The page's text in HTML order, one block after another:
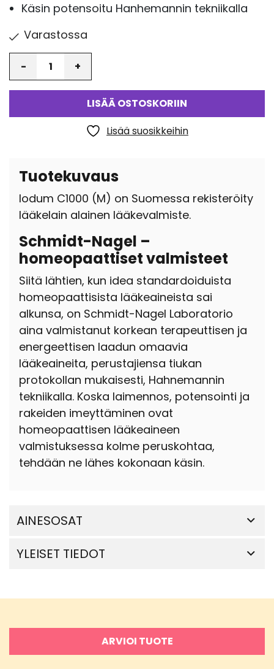
Käsin potensoitu Hanhemannin tekniikalla
Varastossa
LISÄÄ OSTOSKORIIN
Lisää suosikkeihin
Tuotekuvaus
Iodum C1000 (M) on Suomessa rekisteröity
lääkelain alainen lääkevalmiste.
Schmidt-Nagel –
homeopaattiset valmisteet
Siitä lähtien, kun idea standardoiduista
homeopaattisista lääkeaineista sai
alkunsa, on Schmidt-Nagel Laboratorio
aina valmistanut korkean terapeuttisen ja
energeettisen laadun omaavia
lääkeaineita, perustajiensa tiukan
protokollan mukaisesti, Hahnemannin
tekniikalla. Koska laimennos, potensointi ja
rakeiden imeyttäminen ovat
homeopaattisen lääkeaineen
valmistuksessa kolme peruskohtaa,
tehdään ne lähes kokonaan käsin.
AINESOSAT
YLEISET TIEDOT
ARVIOI TUOTE